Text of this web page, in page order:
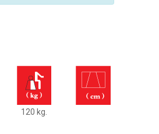
120 kg.